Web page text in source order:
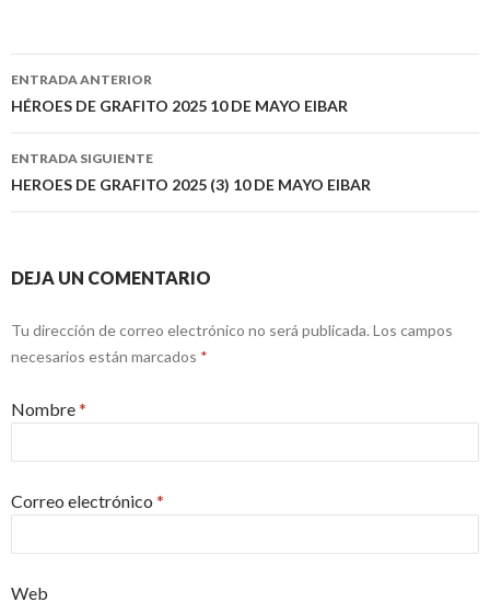
Ir a la entrada
ENTRADA ANTERIOR
HÉROES DE GRAFITO 2025 10 DE MAYO EIBAR
ENTRADA SIGUIENTE
HEROES DE GRAFITO 2025 (3) 10 DE MAYO EIBAR
DEJA UN COMENTARIO
Tu dirección de correo electrónico no será publicada. Los campos
necesarios están marcados *
Nombre*
Correo electrónico *
Web